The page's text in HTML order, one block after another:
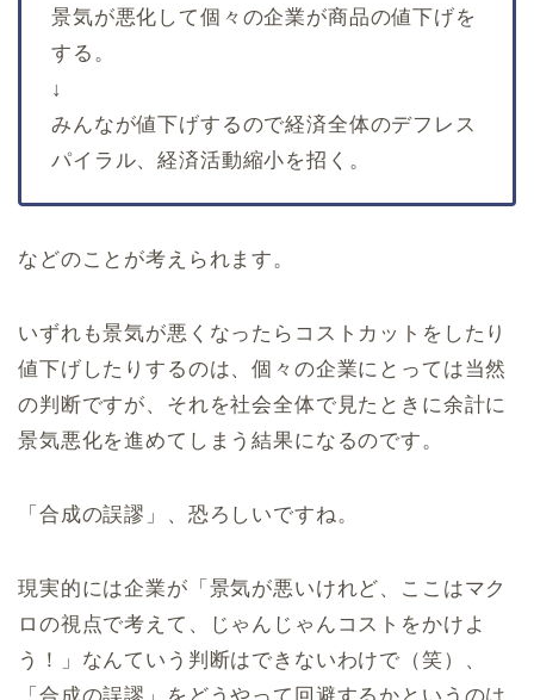
景気が悪化して個々の企業が商品の値下げを
する。
↓
みんなが値下げするので経済全体のデフレス
パイラル、経済活動縮小を招く。
などのことが考えられます。
いずれも景気が悪くなったらコストカットをしたり
値下げしたりするのは、個々の企業にとっては当然
の判断ですが、それを社会全体で見たときに余計に
景気悪化を進めてしまう結果になるのです。
「合成の誤謬」、恐ろしいですね。
現実的には企業が「景気が悪いけれど、ここはマク
ロの視点で考えて、じゃんじゃんコストをかけよ
う！」なんていう判断はできないわけで（笑）、